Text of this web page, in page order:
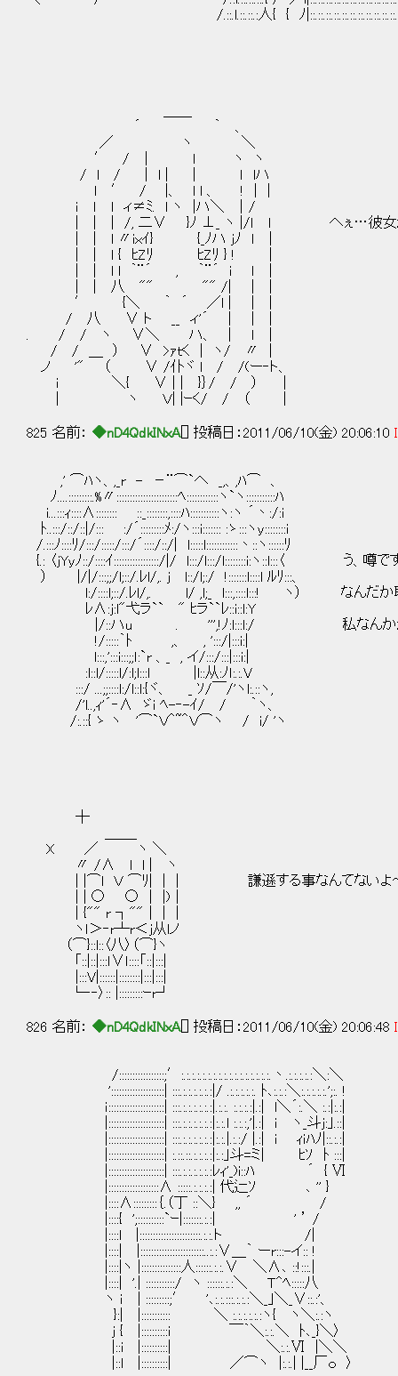
/.::.l.::.::.:人{ { ﾉ
´ ｀ 、
／ ヽ ＼
′ / ｜ l ヽ ヽ
/ l / | l | | ｌ lハ
l ′ / |、 l l 、 ! | |
ｉ ｌ l ィ≠ﾐ. l ヽ |ハ＼ ｜/
| | | /, 二∨ }ﾉ ⊥_ ヽ |/ｌ l へぇ…彼女が
| | l 〃iｘｲ} {_ﾉハ jﾉ ｌ |
| | l { ﾋZﾘ ﾋZﾘ } ! |
| | l l ｀¨´ , ｀¨´ i ｌ |
| | 八 "" "" /| | |
′ {＼ ｀ ´ ／l | | |
/ 八 ∨ ト __ ィ'´ | | |
. / / ヽ ∨＼ ハ、 ｜ ｌ |
/ / ＿ ） ∨ >ｧｔく | ヽ/ 〃 |
ノ '" （ ∨ /仆ヾ l / /(ー‐ト、
i ＼{ ∨ | | }｝/ / ） ｜
| ヽ Ｖ| |ｰく/ / （ |
825 名前： ◆nD4QdkINxA[] 投稿日：2011/06/10(金) 20:06:10
,' ⌒ﾊヽ、,_r - －¨⌒`へ _,、,ﾊ⌒ 、
ﾉ....:::::::::.%〃:::::::::::::::::::::::ﾍ::::::::::::ヽ`ヽ:::::::::::ﾊ
i...:::ｨ::::∧:::::::: ::_::::::::,::::ﾊ:::::::::::ヽ:ヽ ´丶:/:i
ﾄ..:::/::/::|/::: :/´:::::::::ﾒ:/ヽ:::i::::::: :ゝ:::ヽy::::::::i
/.:::ﾉ::::ﾘ/:::/:::::/:::/´::::/::/| l:::::l::::::::::::丶::ヽ::::::ﾘ
{.: 〈jYyﾉ::/::::ｲ:::::::::::::::::/|/ l:::/l:::/l::::::::i:ヽ::l:::〈 う、噂
） |/|/:::;;/l;::/.ﾚl/,. j l::/l;:/ !:::::::l::::l ﾙﾘ:::、
l:/::::l;::/.ﾚl/,. l/ ,l;_ l:::,::::l:::! ヽ） なんだか恥
ﾚ∧:j:l"弋ラ`` " ﾋラ``ﾚ::i::l:Y
|/::ハu . ''',!ﾉ:l:::l:/ 私なんか
!/:::::｀ﾄ ,、 , ':::/|:::i:|
l:::,':::i:::;;ｌ:`r 、_ , イ/:::/:::|:::i:|
:l::l/:::::l/:l;l:::l |l::从:ﾉｌ:.:.V
:::/ ...;;::::l:/l::l:{ヾ、 _ ｿ/￣/'ヽl:.::ヽ,
/'l..,ｨ'´‐∧ ゞi ﾍ-‐-ｲ/ / ｀ヽ、
/:.::{ ゝ ヽ '⌒`Ｖ＾~＾Ｖ⌒ヽ / i/ 'ヽ
┼
X ／ ヽ ＼
〃 /∧ l l | ヽ
| |⌒l Ｖ ⌒ﾘ| | | 謙遜する事なんてないよ
| | ○ ○ | |)｜
| {"" r ┐""｜ | |
ヽｌ＞‐r┴r＜j从lノ
（⌒}::l::〈八〉（⌒}ヽ
「::|::|:::ｌ∨ｌ::::「::|:::|
|:::V|::::::|::::::::|:::|:::|
└‐‐〉:: |:::::::::ｰr┘
826 名前： ◆nD4QdkINxA[] 投稿日：2011/06/10(金) 20:06:48
/:::::::::::::::::;′:.:.:.:.:.:.:.:.:.:.:.:.:.:.:.:.:.丶.:.:.:.:.:＼:＼
'::::::::::::::::::::| :::.:.:.:.:.:.:|/ .:.:.:.:.:. ﾄ､:.:.:＼:.:.:.:.:.';:. !
ｉ:::::::::::::::::::::| :::.:.:.:.:.:.:|.:.:. :.:.:.:|.:| l＼´:.＼ :.:|:.:|
|:::::::::::::::::::::| :::.:.:.:.:.:.:|:.:.l :.:.:,'|.:| ｉ ヽ_斗j:｣.::|
|:::::::::::::::::::::| :::.:.:.:.:.:.:|:.:.|.:.:/ |.:| i ｨｉﾊﾉ|::.:.:|
|:::::::::::::::::::::| :.::.::.:.:.:.:|:.:｣斗=ミ| ﾋｿ ﾄ :::| …配給
|:::::::::::::::::::::| :::.:.:.:.:.:.:ﾚｨ'_)i::ﾊ ´ { Ⅵ
|:::::::::::::::::::∧ :::::.:.:.:.:| 代辷ｿ ､ '' } 唯は、やら
|::::∧:::::::::｛.（丁 ::＼} ,, ´ /
|::::{ ';::::::::::`ｰ|:::::::.:.:| ' ’ /
|::::l |:::::::::::::::::::::::.:.:.ト /|
|::::| |::::::::::::::::::::::::..:.:∨＿｀ ーr:::-イ:: !
|::::|ヽ |:::::::::::::::人::::::.:.:.∨ ＼∧､ ::!:::.|
|::::| '.| :::::::::::/ ヽ ::::::.:.:＼ Ｔ^ﾍ:::::八
ヽ ｉ | :::::::::;′ '､:.:.:::.:.:.:＼_｣＼_∨::.:'、
}:| |::::::::::: ＼ :.:.:.:.:.:ヽ{ ヽ＼:.:ヽ
j { |::::::::::i ￣｀＼:.:.＼ ﾄ､_}＼〉
|::i |::::::::::| ＼:.:.Ⅵ |＼＼
|::l |::::::::::| ／⌒ヽ |:.:.| |__厂ｏ 〉